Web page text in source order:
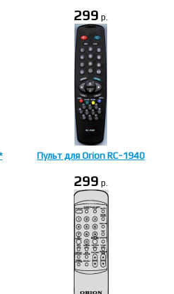
299 p.
Пульт для Orion RC-1940
299 p.